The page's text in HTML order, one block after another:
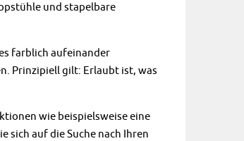
und stapelbare
farblich aufeinander
Prinzipiell gilt: Erlaubt ist, was
wie beispielsweise eine
sich auf die Suche nach Ihren